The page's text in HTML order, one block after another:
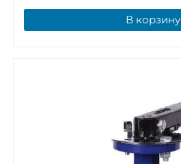
В корзину